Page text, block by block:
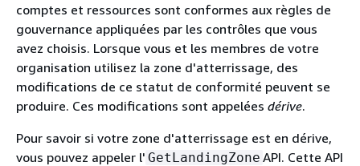
comptes et ressources sont conformes aux règles de
gouvernance appliquées par les contrôles que vous
avez choisis. Lorsque vous et les membres de votre
organisation utilisez la zone d'atterrissage, des
modifications de ce statut de conformité peuvent se
produire. Ces modifications sont appelées dérive.
Pour savoir si votre zone d'atterrissage est en dérive,
vous pouvez appeler l' GetLandingZone API. Cette API